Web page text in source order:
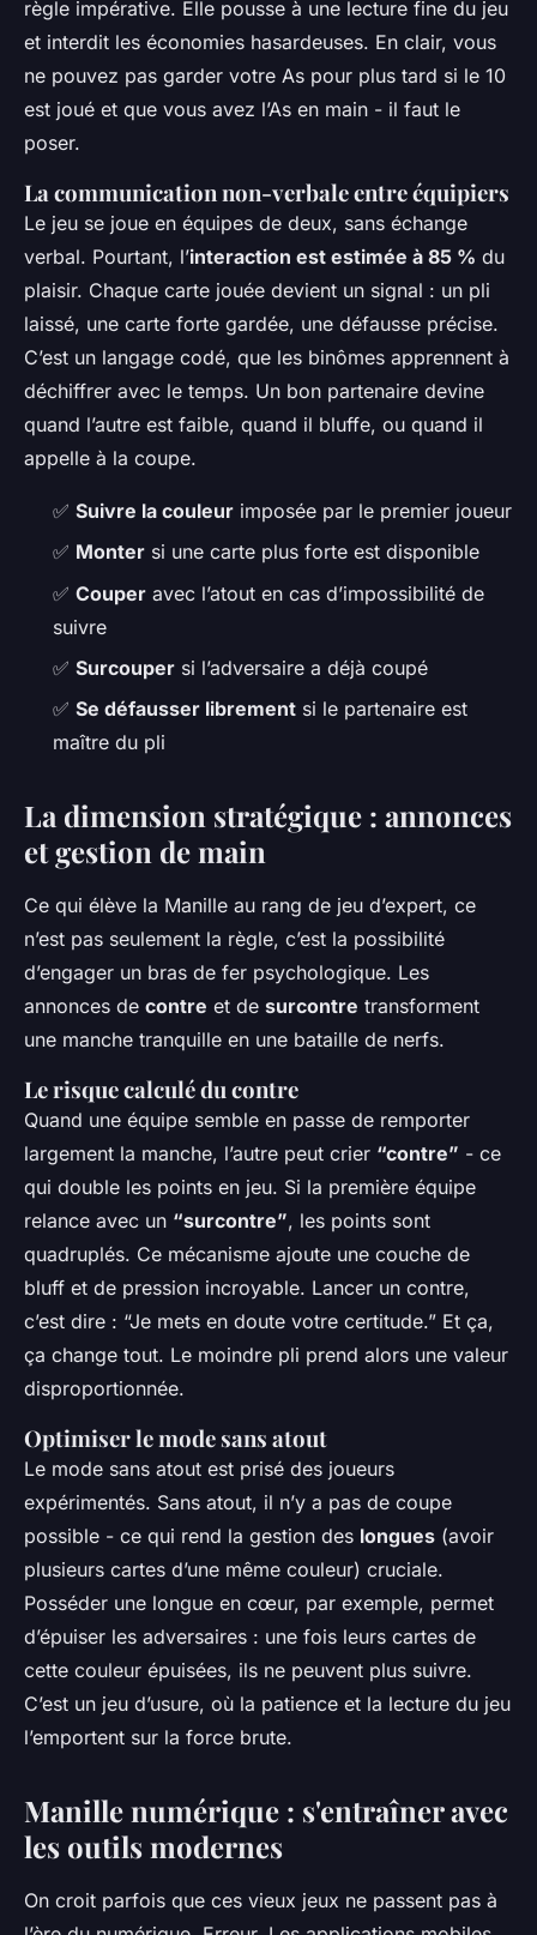
règle impérative. Elle pousse à une lecture fine du jeu
et interdit les économies hasardeuses. En clair, vous
ne pouvez pas garder votre As pour plus tard si le 10
est joué et que vous avez l’As en main - il faut le
poser.
La communication non-verbale entre équipiers
Le jeu se joue en équipes de deux, sans échange
verbal. Pourtant, l’interaction est estimée à 85 % du
plaisir. Chaque carte jouée devient un signal : un pli
laissé, une carte forte gardée, une défausse précise.
C’est un langage codé, que les binômes apprennent à
déchiffrer avec le temps. Un bon partenaire devine
quand l’autre est faible, quand il bluffe, ou quand il
appelle à la coupe.
✅ Suivre la couleur imposée par le premier joueur
✅ Monter si une carte plus forte est disponible
✅ Couper avec l’atout en cas d’impossibilité de
suivre
✅ Surcouper si l’adversaire a déjà coupé
✅ Se défausser librement si le partenaire est
maître du pli
La dimension stratégique : annonces
et gestion de main
Ce qui élève la Manille au rang de jeu d’expert, ce
n’est pas seulement la règle, c’est la possibilité
d’engager un bras de fer psychologique. Les
annonces de contre et de surcontre transforment
une manche tranquille en une bataille de nerfs.
Le risque calculé du contre
Quand une équipe semble en passe de remporter
largement la manche, l’autre peut crier “contre” - ce
qui double les points en jeu. Si la première équipe
relance avec un “surcontre”, les points sont
quadruplés. Ce mécanisme ajoute une couche de
bluff et de pression incroyable. Lancer un contre,
c’est dire : “Je mets en doute votre certitude.” Et ça,
ça change tout. Le moindre pli prend alors une valeur
disproportionnée.
Optimiser le mode sans atout
Le mode sans atout est prisé des joueurs
expérimentés. Sans atout, il n’y a pas de coupe
possible - ce qui rend la gestion des longues (avoir
plusieurs cartes d’une même couleur) cruciale.
Posséder une longue en cœur, par exemple, permet
d’épuiser les adversaires : une fois leurs cartes de
cette couleur épuisées, ils ne peuvent plus suivre.
C’est un jeu d’usure, où la patience et la lecture du jeu
l’emportent sur la force brute.
Manille numérique : s'entraîner avec
les outils modernes
On croit parfois que ces vieux jeux ne passent pas à